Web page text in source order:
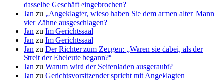
dasselbe Geschäft eingebrochen?
Jan zu „Angeklagter, wieso haben Sie dem armen alten Mann
vier Zähne ausgeschlagen?
Jan zu Im Gerichtssaal
Jan zu Im Gerichtssaal
Jan zu Der Richter zum Zeugen: „Waren sie dabei, als der
Streit der Eheleute begann?“
Jan zu Warum wird der Seifenladen ausgeraubt?
Jan zu Gerichtsvorsitzender spricht mit Angeklagten